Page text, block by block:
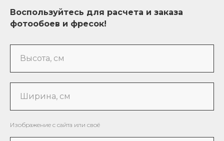
Воспользуйтесь для расчета и заказа
фотообоев и фресок!
Высота, см
Ширина, см
Изображение с сайта или своё